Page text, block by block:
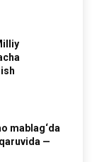
mablag‘da
—